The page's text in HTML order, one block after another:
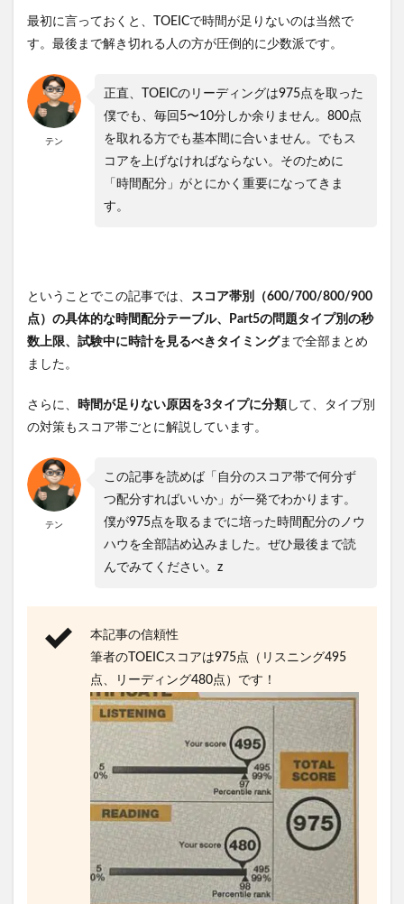
最初に言っておくと、TOEICで時間が足りないのは当然で
す。最後まで解き切れる人の方が圧倒的に少数派です。
テン
正直、TOEICのリーディングは975点を取った
僕でも、毎回5〜10分しか余りません。800点
を取れる方でも基本間に合いません。でもス
コアを上げなければならない。そのために
「時間配分」がとにかく重要になってきま
す。
ということでこの記事では、 スコア帯別（600/700/800/900
点）の具体的な時間配分テーブル、Part5の問題タイプ別の秒
数上限、試験中に時計を見るべきタイミングまで全部まとめ
ました。
さらに、 時間が足りない原因を3タイプに分類 して、タイプ別
の対策もスコア帯ごとに解説しています。
テン
この記事を読めば「自分のスコア帯で何分ず
つ配分すればいいか」が一発でわかります。
僕が975点を取るまでに培った時間配分のノウ
ハウを全部詰め込みました。ぜひ最後まで読
んでみてください。z
本記事の信頼性
筆者のTOEICスコアは975点（リスニング495
点、リーディング480点）です！